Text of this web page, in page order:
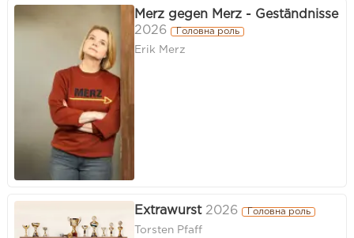
Merz gegen Merz - Geständnisse
2026
Головна роль
Erik Merz
Extrawurst 2026 Головна роль
Torsten Pfaff